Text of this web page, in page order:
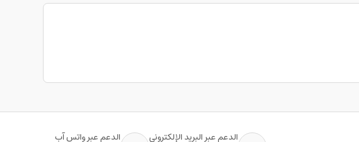
الدعم عبر البريد الإلكتروني الدعم عبر واتس آب